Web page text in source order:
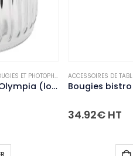
ET PHOTOPHORES ,NON-PALETTISABLE
Photophores style lanterne Olympia (lot de 6)
ACCESSOIRES DE
34.92€ HT